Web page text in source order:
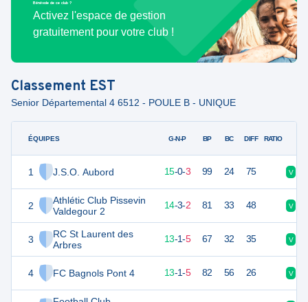
Bénévole de ce club ?
Activez l'espace de gestion
gratuitement pour votre club !
Classement EST
Senior Départemental 4 6512 - POULE B - UNIQUE
ÉQUIPES
1 J.S.O. Aubord
2
Athlétic Club Pissevin
Valdegour 2
3
RC St Laurent des
Arbres
4 FC Bagnols Pont 4
G-N-P BP BC DIFF RATIO
15-0-3 99 24 75 V
46 19 14-3-2 81 33 48 V
41 13-1-5 67 32 35 V
38 13-1-5 82 56 26 V